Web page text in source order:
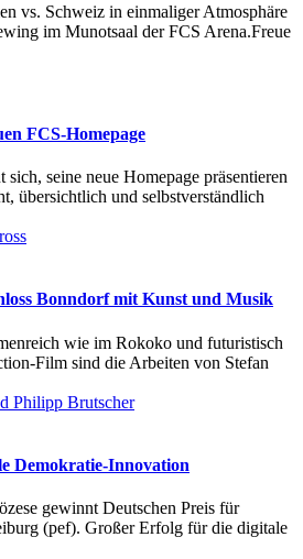
vs. Schweiz in einmaliger Atmosphäre
im Munotsaal der FCS Arena.Freue
FCS-Homepage
seine neue Homepage präsentieren
übersichtlich und selbstverständlich
Bonndorf mit Kunst und Musik
wie im Rokoko und futuristisch
Film sind die Arbeiten von Stefan
Demokratie-Innovation
gewinnt Deutschen Preis für
(pef). Großer Erfolg für die digitale